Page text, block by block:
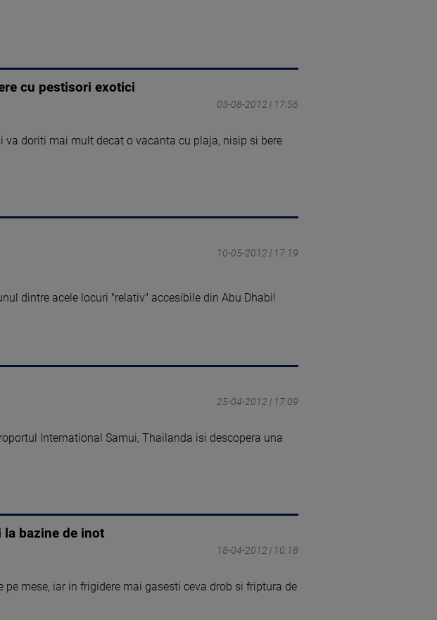
cu pestisori exotici
03-08-2012 | 17:56
va doriti mai mult decat o vacanta cu plaja, nisip si bere
10-05-2012 | 17:19
dintre acele locuri "relativ" accesibile din Abu Dhabi!
25-04-2012 | 17:09
International Samui, Thailanda isi descopera una
la bazine de inot
18-04-2012 | 10:18
mese, iar in frigidere mai gasesti ceva drob si friptura de